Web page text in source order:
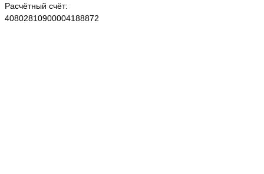
Расчётный счёт:
40802810900004188872